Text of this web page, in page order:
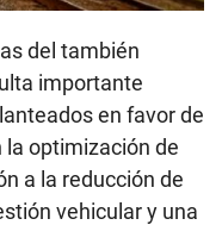
del también
importante
en favor de
la optimización de
a la reducción de
vehicular y una